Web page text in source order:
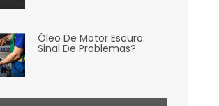
Óleo De Motor Escuro:
Sinal De Problemas?